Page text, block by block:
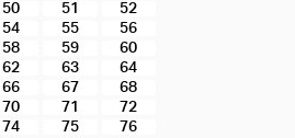
50 51
52
54 55
56
58 59
60
62 63
64
66 67
68
70 71
72
74 75
76